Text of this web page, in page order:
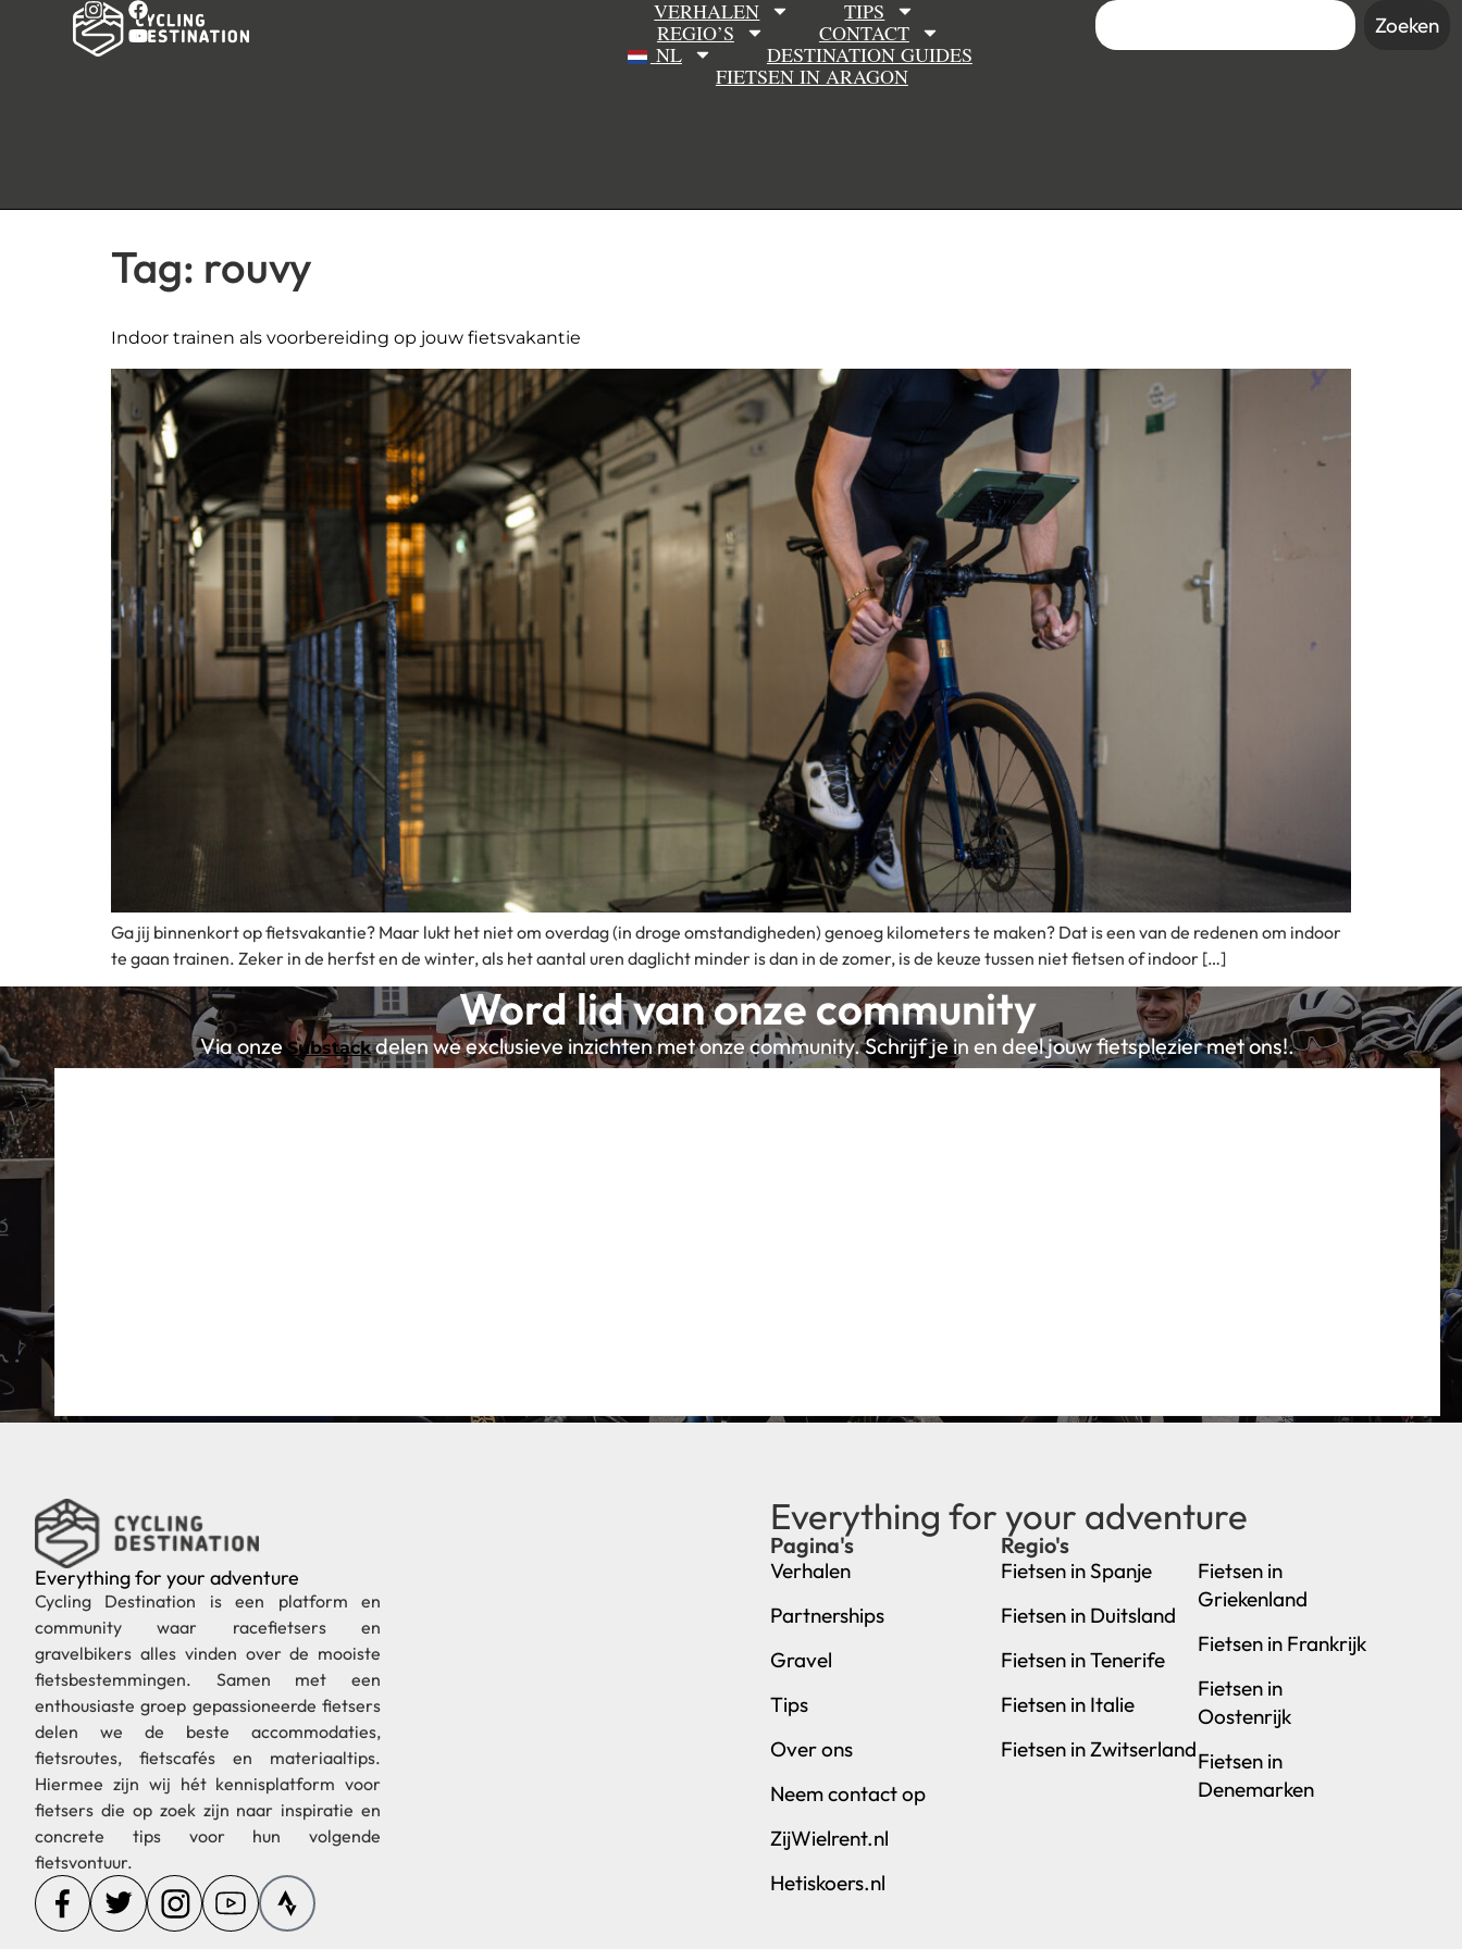
VERHALEN
TIPS
REGIO’S
CONTACT
NL
DESTINATION GUIDES
FIETSEN IN ARAGON
Zoeken
Tag: rouvy
Indoor trainen als voorbereiding op jouw fietsvakantie
Ga jij binnenkort op fietsvakantie? Maar lukt het niet om overdag (in droge omstandigheden) genoeg kilometers te maken? Dat is een van de redenen om indoor
te gaan trainen. Zeker in de herfst en de winter, als het aantal uren daglicht minder is dan in de zomer, is de keuze tussen niet fietsen of indoor […]
Word lid van onze community
Via onzeSubstackdelen we exclusieve inzichten met onze community. Schrijf je in en deel jouw fietsplezier met ons!.
Everything for your adventure
Cycling Destination is een platform en
community waar racefietsers en
gravelbikers alles vinden over de mooiste
fietsbestemmingen. Samen met een
enthousiaste groep gepassioneerde fietsers
delen we de beste accommodaties,
fietsroutes, fietscafés en materiaaltips.
Hiermee zijn wij hét kennisplatform voor
fietsers die op zoek zijn naar inspiratie en
concrete tips voor hun volgende
fietsvontuur.
Everything for your adventure
Pagina's
Verhalen
Partnerships
Gravel
Tips
Over ons
Neem contact op
ZijWielrent.nl
Hetiskoers.nl
Regio's
Fietsen in Spanje
Fietsen in Duitsland
Fietsen in Tenerife
Fietsen in Italie
Fietsen in Zwitserland
Fietsen in
Griekenland
Fietsen in Frankrijk
Fietsen in
Oostenrijk
Fietsen in
Denemarken